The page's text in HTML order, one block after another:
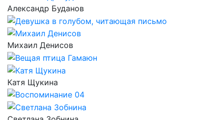
Александр Буданов
Михаил Денисов
Катя Щукина